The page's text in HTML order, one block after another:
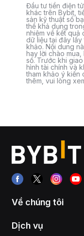
Đầu tư tiền điện
khác trên Bybit,
sản kỹ thuật số
thể khả dụng
nhiệm về kết quả
dữ liệu tại đây
khảo. Nội dung
hay lời chào
số. Trước khi
hình tài chính và
tham khảo ý kiến
thêm, vui lòng
Về chúng tôi
Dịch vụ